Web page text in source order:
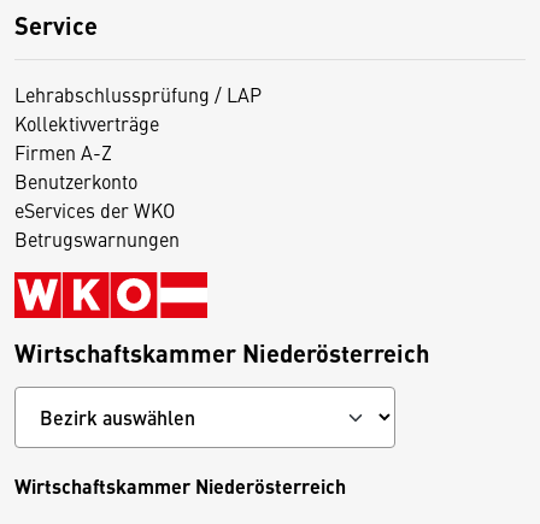
Service
Lehrabschlussprüfung / LAP
Kollektivverträge
Firmen A-Z
Benutzerkonto
eServices der WKO
Betrugswarnungen
Wirtschaftskammer Niederösterreich
Wirtschaftskammer Niederösterreich